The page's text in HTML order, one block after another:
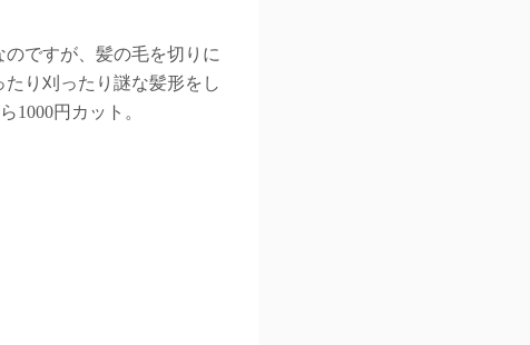
ですが、髪の毛を切りに
り刈ったり謎な髪形をし
1000円カット。